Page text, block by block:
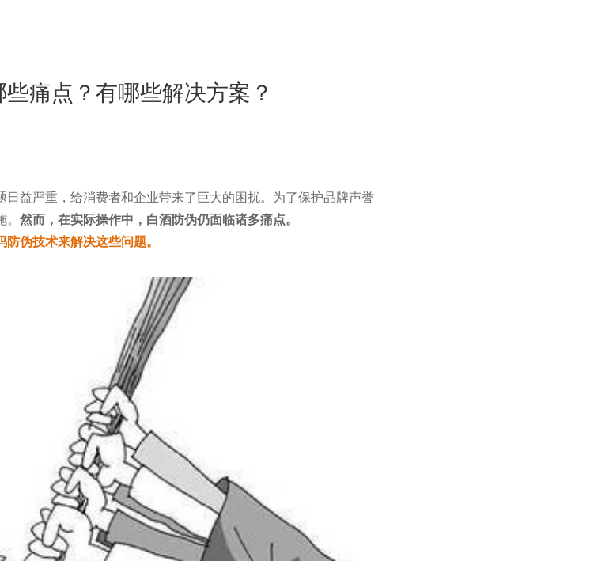
痛点？有哪些解决方案？
益严重，给消费者和企业带来了巨大的困扰。为了保护品牌声誉
然而，在实际操作中， 白酒防伪仍面临诸多痛点。
伪技术来解决这些问题。